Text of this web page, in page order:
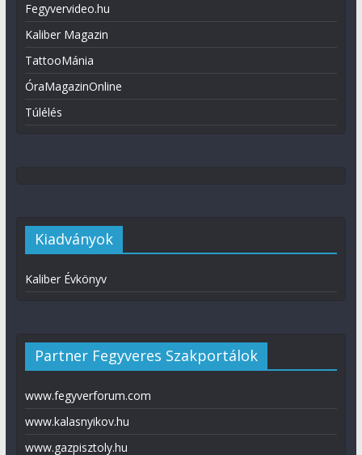
Fegyvervideo.hu
Kaliber Magazin
TattooMánia
ÓraMagazinOnline
Túlélés
Kiadványok
Kaliber Évkönyv
Partner Fegyveres Szakportálok
www.fegyverforum.com
www.kalasnyikov.hu
www.gazpisztoly.hu